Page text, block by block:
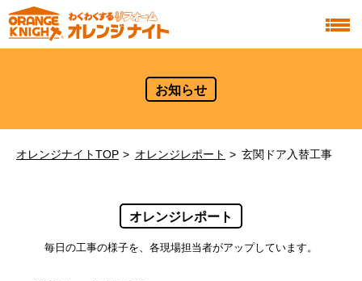
お知らせ
オレンジナイトTOP オレンジレポート 玄関ドア入替工事
オレンジレポート
毎日の工事の様子を、各現場担当者がアップしています。